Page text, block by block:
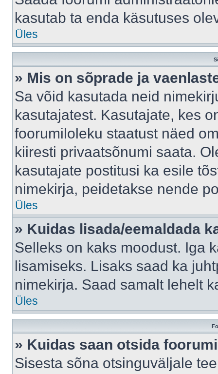
kasutab ta enda käsutuses
Üles
» Mis on sõprade ja
Sa võid kasutada neid
kasutajatest. Kasutajate, kes
foorumiloleku staatust näed
kiiresti privaatsõnumi saata.
kasutajate postitusi ka esile
nimekirja, peidetakse nende
Üles
» Kuidas lisada/eemaldada
Selleks on kaks moodust. Iga
lisamiseks. Lisaks saad ka
nimekirja. Saad samalt lehelt
Üles
» Kuidas saan otsida
Sisesta sõna otsinguväljale